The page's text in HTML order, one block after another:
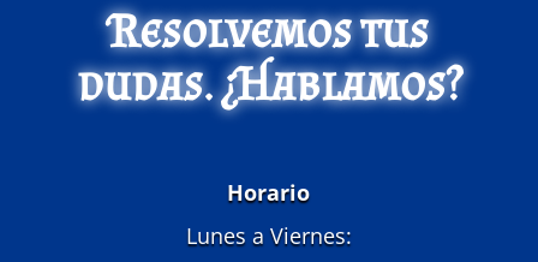
Resolvemos tus
dudas. ¿Hablamos?
Horario
Lunes a Viernes: